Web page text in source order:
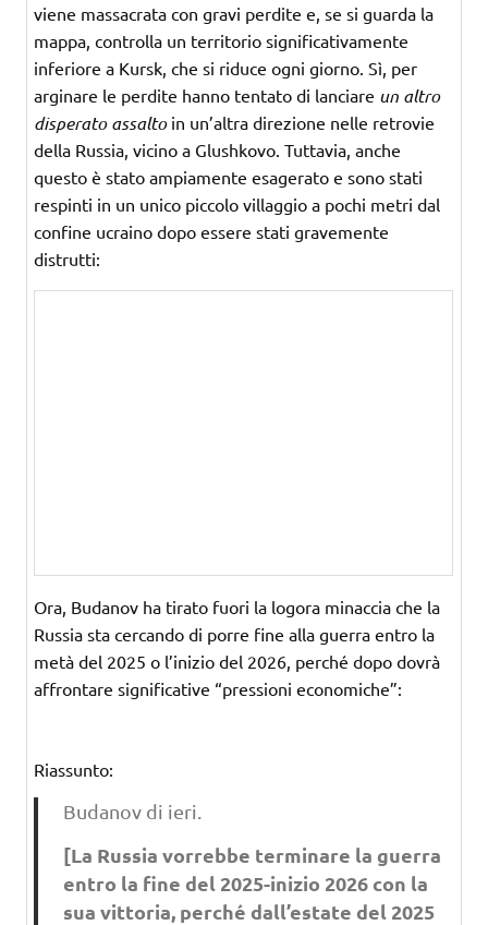
viene massacrata con gravi perdite e, se si guarda la
mappa, controlla un territorio significativamente
inferiore a Kursk, che si riduce ogni giorno. Sì, per
arginare le perdite hanno tentato di lanciare un altro
disperato assaltoin un’altra direzione nelle retrovie
della Russia, vicino a Glushkovo. Tuttavia, anche
questo è stato ampiamente esagerato e sono stati
respinti in un unico piccolo villaggio a pochi metri dal
confine ucraino dopo essere stati gravemente
distrutti:
Ora, Budanov ha tirato fuori la logora minaccia che la
Russia sta cercando di porre fine alla guerra entro la
metà del 2025 o l’inizio del 2026, perché dopo dovrà
affrontare significative “pressioni economiche”:
Riassunto:
Budanov di ieri.
[La Russia vorrebbe terminare la guerra
entro la fine del 2025-inizio 2026 con la
sua vittoria, perché dall’estate del 2025